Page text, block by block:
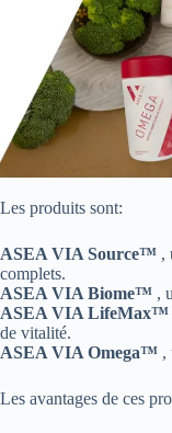
Les produits sont:
ASEA VIA Source™ ,
complets.
ASEA VIA Biome™ ,
ASEA VIA LifeMax™
de vitalité.
ASEA VIA Omega™ ,
Les avantages de ces